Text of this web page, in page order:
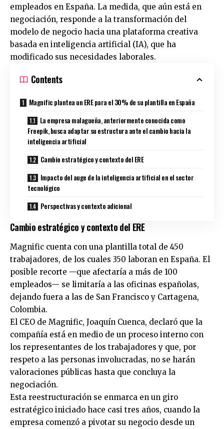
empleados en España. La medida, que aún está en
negociación, responde a la transformación del
modelo de negocio hacia una plataforma creativa
basada en inteligencia artificial (IA), que ha
modificado sus necesidades laborales.
Contents
Magnific plantea un ERE para el 30% de su plantilla en España
La empresa malagueña, anteriormente conocida como
Freepik, busca adaptar su estructura ante el cambio hacia la
inteligencia artificial
Cambio estratégico y contexto del ERE
Impacto del auge de la inteligencia artificial en el sector
tecnológico
Perspectivas y contexto adicional
Cambio estratégico y contexto del ERE
Magnific cuenta con una plantilla total de 450
trabajadores, de los cuales 350 laboran en España. El
posible recorte —que afectaría a más de 100
empleados— se limitaría a las oficinas españolas,
dejando fuera a las de San Francisco y Cartagena,
Colombia.
El CEO de Magnific, Joaquín Cuenca, declaró que la
compañía está en medio de un proceso interno con
los representantes de los trabajadores y que, por
respeto a las personas involucradas, no se harán
valoraciones públicas hasta que concluya la
negociación.
Esta reestructuración se enmarca en un giro
estratégico iniciado hace casi tres años, cuando la
empresa comenzó a pivotar su negocio desde un